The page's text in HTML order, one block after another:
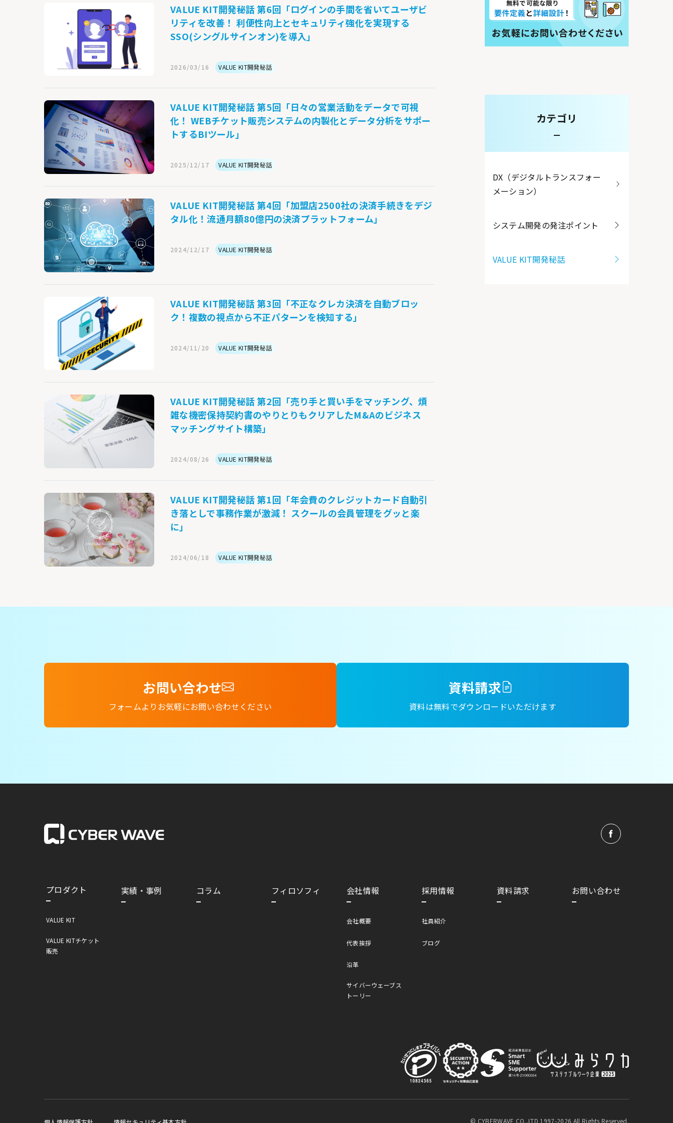
VALUE KIT開発秘話 第6回「ログインの手間を省いてユーザビ
リティを改善！ 利便性向上とセキュリティ強化を実現する
SSO(シングルサインオン)を導入」
2026/03/16 VALUE KIT開発秘話
VALUE KIT開発秘話 第5回「日々の営業活動をデータで可視
化！ WEBチケット販売システムの内製化とデータ分析をサポー
トするBIツール」
2025/12/17 VALUE KIT開発秘話
VALUE KIT開発秘話 第4回「加盟店2500社の決済手続きをデジ
タル化！流通月額80億円の決済プラットフォーム」
2024/12/17 VALUE KIT開発秘話
VALUE KIT開発秘話 第3回「不正なクレカ決済を自動ブロッ
ク！複数の視点から不正パターンを検知する」
2024/11/20 VALUE KIT開発秘話
VALUE KIT開発秘話 第2回「売り手と買い手をマッチング、煩
雑な機密保持契約書のやりとりもクリアしたM&Aのビジネス
マッチングサイト構築」
2024/08/26 VALUE KIT開発秘話
VALUE KIT開発秘話 第1回「年会費のクレジットカード自動引
き落としで事務作業が激減！ スクールの会員管理をグッと楽
に」
2024/06/18 VALUE KIT開発秘話
カテゴリ
DX（デジタルトランスフォー
メーション）
システム開発の発注ポイント
VALUE KIT開発秘話
お問い合わせ
フォームよりお気軽にお問い合わせください
資料請求
資料は無料でダウンロードいただけます
プロダクト
VALUE KIT
VALUE KITチケット
販売
実績・事例 コラム フィロソフィ 会社情報
会社概要
代表挨拶
沿革
サイバーウェーブス
トーリー
採用情報
社員紹介
ブログ
資料請求 お問い合わせ
© CYBERWAVE CO.,LTD 1997-2026 All Rights Reserved.